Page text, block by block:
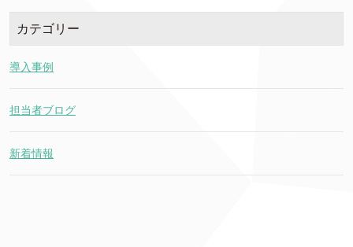
カテゴリー
導入事例
担当者ブログ
新着情報